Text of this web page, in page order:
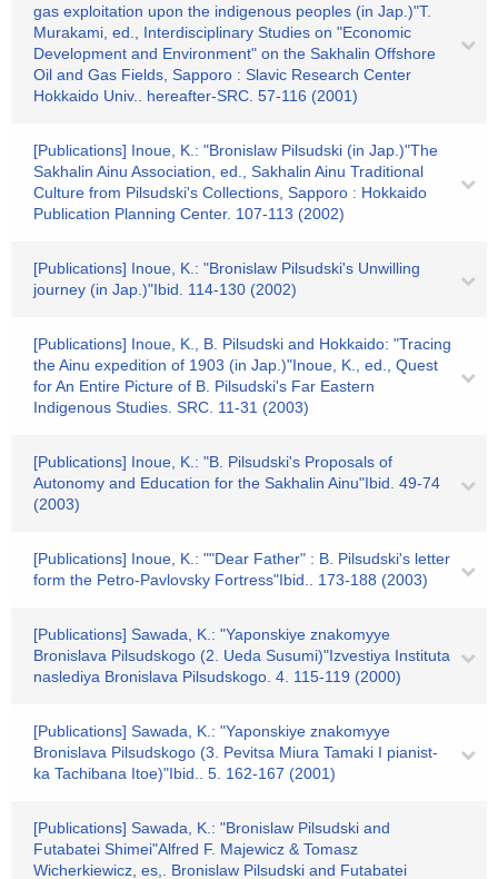
gas exploitation upon the indigenous peoples (in Jap.)"T.
Murakami, ed., Interdisciplinary Studies on "Economic
Development and Environment" on the Sakhalin Offshore
Oil and Gas Fields, Sapporo : Slavic Research Center
Hokkaido Univ.. hereafter-SRC. 57-116 (2001)
[Publications] Inoue, K.: "Bronislaw Pilsudski (in Jap.)"The
Sakhalin Ainu Association, ed., Sakhalin Ainu Traditional
Culture from Pilsudski's Collections, Sapporo : Hokkaido
Publication Planning Center. 107-113 (2002)
[Publications] Inoue, K.: "Bronislaw Pilsudski's Unwilling
journey (in Jap.)"Ibid. 114-130 (2002)
[Publications] Inoue, K., B. Pilsudski and Hokkaido: "Tracing
the Ainu expedition of 1903 (in Jap.)"Inoue, K., ed., Quest
for An Entire Picture of B. Pilsudski's Far Eastern
Indigenous Studies. SRC. 11-31 (2003)
[Publications] Inoue, K.: "B. Pilsudski's Proposals of
Autonomy and Education for the Sakhalin Ainu"Ibid. 49-74
(2003)
[Publications] Inoue, K.: ""Dear Father" : B. Pilsudski's letter
form the Petro-Pavlovsky Fortress"Ibid.. 173-188 (2003)
[Publications] Sawada, K.: "Yaponskiye znakomyye
Bronislava Pilsudskogo (2. Ueda Susumi)"Izvestiya Instituta
naslediya Bronislava Pilsudskogo. 4. 115-119 (2000)
[Publications] Sawada, K.: "Yaponskiye znakomyye
Bronislava Pilsudskogo (3. Pevitsa Miura Tamaki I pianist-
ka Tachibana Itoe)"Ibid.. 5. 162-167 (2001)
[Publications] Sawada, K.: "Bronislaw Pilsudski and
Futabatei Shimei"Alfred F. Majewicz & Tomasz
Wicherkiewicz, es,. Bronislaw Pilsudski and Futabatei